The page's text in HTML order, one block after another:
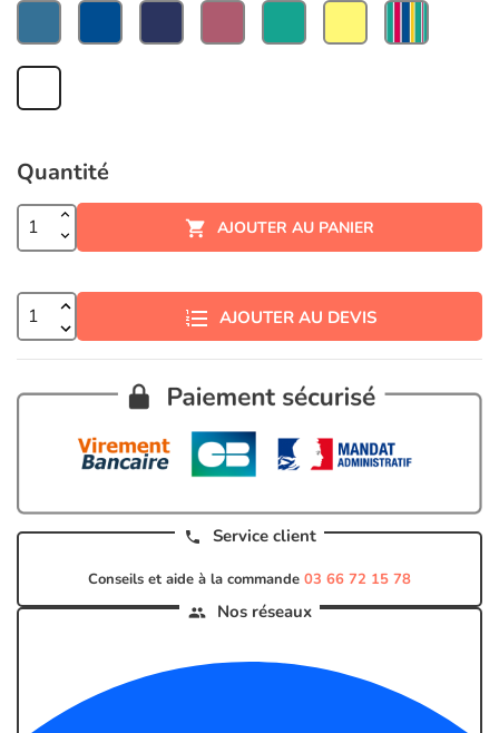
Bleu
Clair
Bleu
Bleu
Foncé
Vieux-
rose
Laguna Jaune Confetti
Blanc
Quantité
 AJOUTER AU PANIER
AJOUTER AU DEVIS
call Service client
Conseils et aide à la commande 03 66 72 15 78
groupsNos réseaux